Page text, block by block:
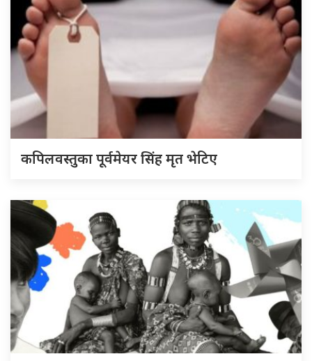
कपिलवस्तुका पूर्वमेयर सिंह मृत भेटिए